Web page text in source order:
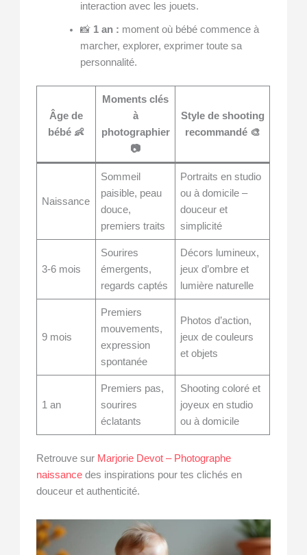
interaction avec les jouets.
📸 1 an : moment où bébé commence à
marcher, explorer, exprimer toute sa
personnalité.
Âge de
bébé 👶
Moments clés
à
photographier
📷
Style de shooting
recommandé 🎨
Naissance
Sommeil
paisible, peau
douce,
premiers traits
Portraits en studio
ou à domicile –
douceur et
simplicité
3-6 mois
Sourires
émergents,
regards captés
Décors lumineux,
jeux d’ombre et
lumière naturelle
9 mois
Premiers
mouvements,
expression
spontanée
Photos d’action,
jeux de couleurs
et objets
1 an
Premiers pas,
sourires
éclatants
Shooting coloré et
joyeux en studio
ou à domicile
Retrouve sur Marjorie Devot – Photographe
naissance des inspirations pour tes clichés en
douceur et authenticité.